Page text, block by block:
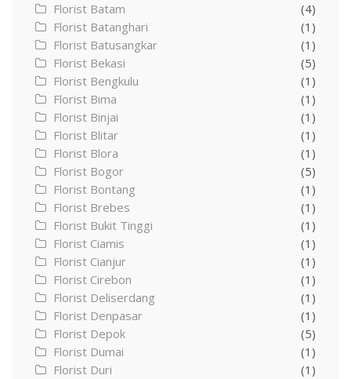
Florist Batam
(4)
Florist Batanghari
(1)
Florist Batusangkar
(1)
Florist Bekasi
(5)
Florist Bengkulu
(1)
Florist Bima
(1)
Florist Binjai
(1)
Florist Blitar
(1)
Florist Blora
(1)
Florist Bogor
(5)
Florist Bontang
(1)
Florist Brebes
(1)
Florist Bukit Tinggi
(1)
Florist Ciamis
(1)
Florist Cianjur
(1)
Florist Cirebon
(1)
Florist Deliserdang
(1)
Florist Denpasar
(1)
Florist Depok
(5)
Florist Dumai
(1)
Florist Duri
(1)